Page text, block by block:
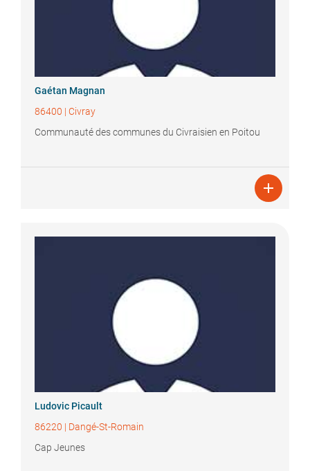
Gaétan Magnan
86400 | Civray
Communauté des communes du Civraisien en Poitou

Ludovic Picault
86220 | Dangé-St-Romain
Cap Jeunes